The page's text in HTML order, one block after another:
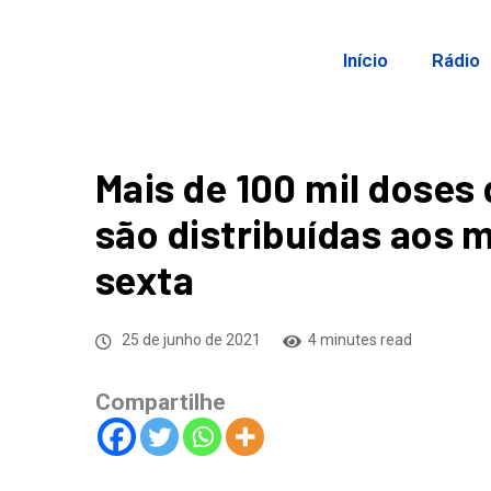
Início Rádio
Mais de 100 mil
são distribuídas aos
sexta
25 de junho de 2021 4 minutes read
Compartilhe